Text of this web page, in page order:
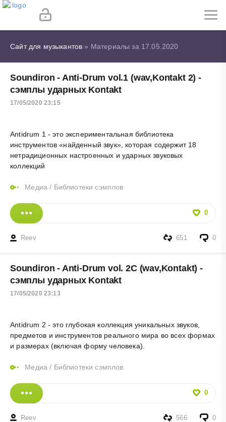
Сайт для музыкантов » Материалы за 17.05.2020
Soundiron - Anti-Drum vol.1 (wav,Kontakt 2) -
сэмплы ударных Kontakt
17/05/2020 23:15
Antidrum 1 - это экспериментальная библиотека
инструментов «найденный звук», которая содержит 18
нетрадиционных настроенных и ударных звуковых
коллекций
Медиа / Библиотеки сэмплов
0
Reev 0
651
Soundiron - Anti-Drum vol. 2C (wav,Kontakt) -
сэмплы ударных Kontakt
17/05/2020 23:13
Antidrum 2 - это глубокая коллекция уникальных звуков,
предметов и инструментов реального мира во всех формах
и размерах (включая форму человека).
Медиа / Библиотеки сэмплов
0
Reev 0
566